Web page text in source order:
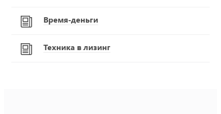
Время-деньги
Техника в лизинг